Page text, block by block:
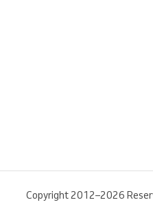
Copyright 2012–2026